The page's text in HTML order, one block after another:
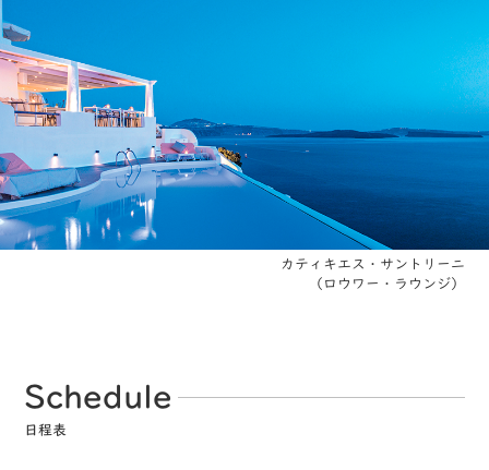
カティキエス・サントリーニ
（ロウワー・ラウンジ）
Schedule
日程表